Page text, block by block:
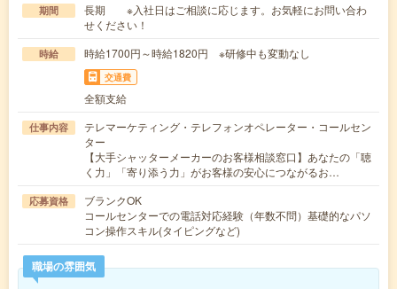
期間
長期 ※入社日はご相談に応じます。お気軽にお問い合わ
せください！
時給 時給1700円～時給1820円 ※研修中も変動なし
交通費
全額支給
仕事内容
テレマーケティング・テレフォンオペレーター・コールセン
ター
【大手シャッターメーカーのお客様相談窓口】あなたの「聴
く力」「寄り添う力」がお客様の安心につながるお…
応募資格
ブランクOK
コールセンターでの電話対応経験（年数不問）基礎的なパソ
コン操作スキル(タイピングなど)
職場の雰囲気